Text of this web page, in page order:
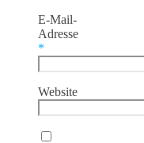
E-Mail-
Adresse
*
Website